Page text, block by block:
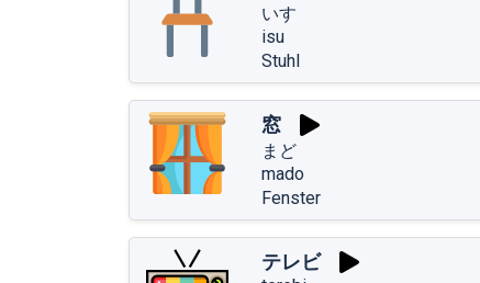
いす
isu
Stuhl
窓
まど
mado
Fenster
テレビ